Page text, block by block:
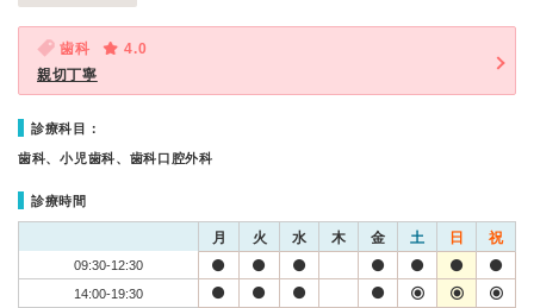
歯科
4.0
親切丁寧
診療科目：
歯科、小児歯科、歯科口腔外科
診療時間
月 火 水 木 金 土 日 祝
09:30-12:30
14:00-19:30